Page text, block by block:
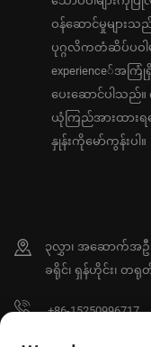
ဝန်ဆောင်မှုများ
ပုဂ္ဂလိကတံဆိပ်ပဝါမ
experience်အကြုံ
ပေးဆောင်ပါသည်
ယုံကြည်အားထားရ
နှုန်းကိုမော်ကွန်းပါ။
၃လွှာ၊ အဆောက်အဦး
ခရိုင်၊ ရှန်ဟိုင်း၊ တရု
+86-15250996717